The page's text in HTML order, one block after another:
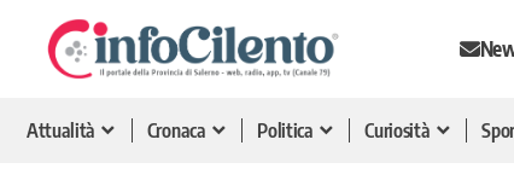
Attualità Cronaca Politica Curiosità